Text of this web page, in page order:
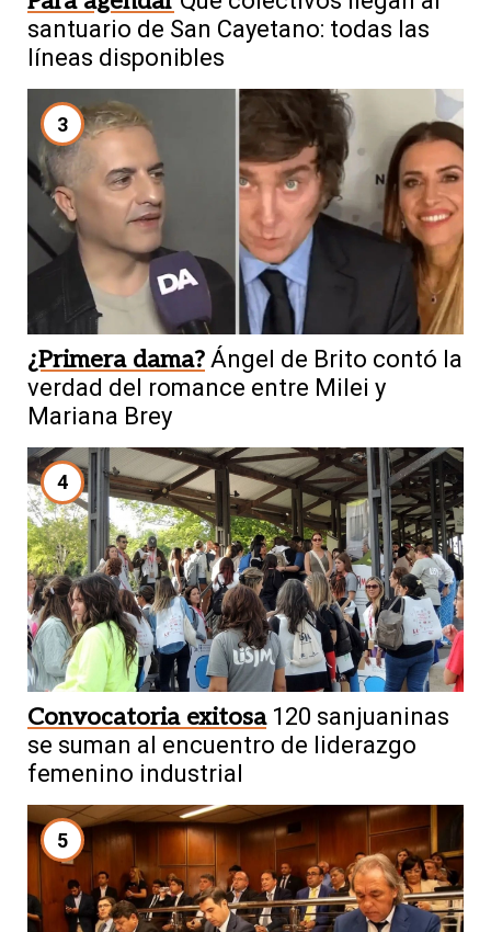
santuario de San Cayetano: todas las
líneas disponibles
3
¿Primera dama? Ángel de Brito contó la
verdad del romance entre Milei y
Mariana Brey
4
Convocatoria exitosa 120 sanjuaninas
se suman al encuentro de liderazgo
femenino industrial
5